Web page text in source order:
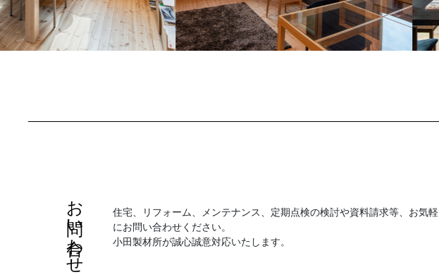
お問い合わせ
住宅、リフォーム、メンテナンス、定期点検の検討や資料請求等、お気軽
にお問い合わせください。
小田製材所が誠心誠意対応いたします。